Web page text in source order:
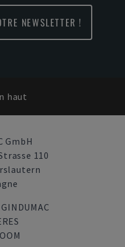
NEWSLETTER !
haut
GmbH
110